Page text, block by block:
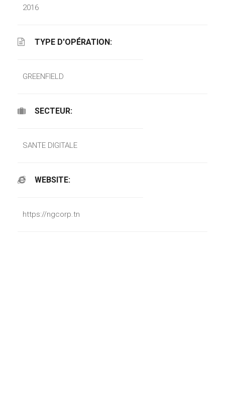
2016
TYPE D'OPÉRATION:
GREENFIELD
SECTEUR:
SANTE DIGITALE
WEBSITE:
https://ngcorp.tn